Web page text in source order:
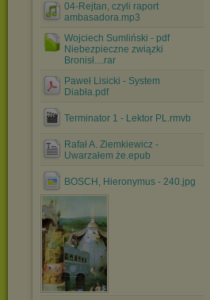
04-Rejtan, czyli raport
ambasadora.mp3
Wojciech Sumliński - pdf
Niebezpieczne związki
Bronisł....rar
Paweł Lisicki - System
Diabła.pdf
Terminator 1 - Lektor PL.rmvb
Rafał A. Ziemkiewicz -
Uwarzałem że.epub
BOSCH, Hieronymus - 240.jpg